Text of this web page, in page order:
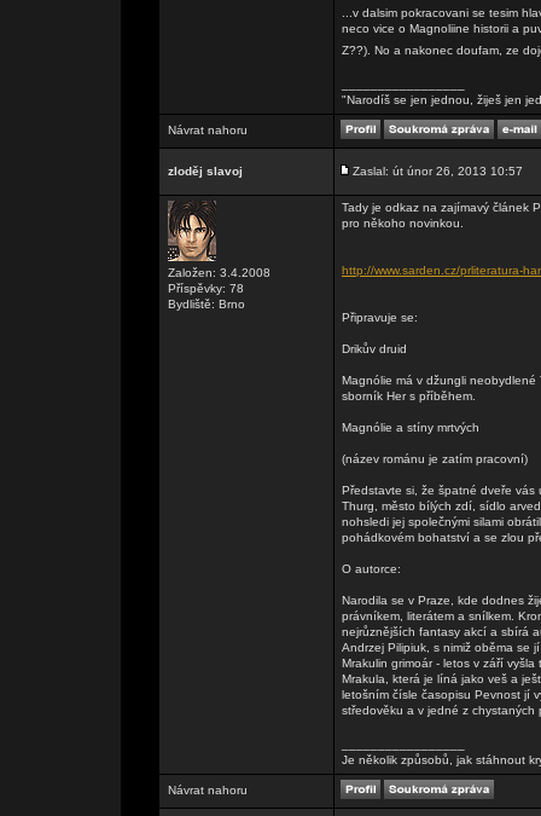
...v dalsim pokracovani se tesim
neco vice o Magnoliine historii a
Z??). No a nakonec doufam, ze
"Narodíš se jen jednou, žiješ jen
Návrat nahoru
zloděj slavoj Zaslal: út únor 26, 2013 10:57
Založen: 3.4.2008
Příspěvky: 78
Bydliště: Brno
Tady je odkaz na zajímavý článek
pro někoho novinkou.
http://www.sarden.cz/prliteratura-
Připravuje se:
Drikův druid
Magnólie má v džungli
sborník Her s příběhem.
Magnólie a stíny mrtvých
(název románu je zatím pracovní)
Představte si, že špatné dveře
Thurg, město bílých zdí, sídlo
nohsledi jej společnými silami
pohádkovém bohatství a se zlou
O autorce:
Narodila se v Praze, kde dodnes
právníkem, literátem a snílkem.
nejrůznějších fantasy akcí a sbírá
Andrzej Pilipiuk, s nimiž oběma se
Mrakulin grimoár - letos v září
Mrakula, která je líná jako veš a
letošním čísle časopisu Pevnost jí
středověku a v jedné z
Je několik způsobů, jak stáhnout
Návrat nahoru